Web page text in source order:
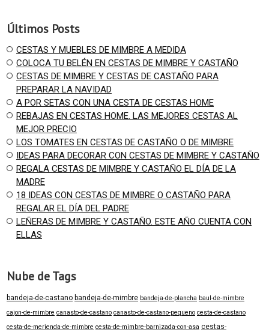
Últimos Posts
CESTAS Y MUEBLES DE MIMBRE A MEDIDA
COLOCA TU BELÉN EN CESTAS DE MIMBRE Y CASTAÑO
CESTAS DE MIMBRE Y CESTAS DE CASTAÑO PARA
PREPARAR LA NAVIDAD
A POR SETAS CON UNA CESTA DE CESTAS HOME
REBAJAS EN CESTAS HOME. LAS MEJORES CESTAS AL
MEJOR PRECIO
LOS TOMATES EN CESTAS DE CASTAÑO O DE MIMBRE
IDEAS PARA DECORAR CON CESTAS DE MIMBRE Y CASTAÑO
REGALA CESTAS DE MIMBRE Y CASTAÑO EL DÍA DE LA
MADRE
18 IDEAS CON CESTAS DE MIMBRE O CASTAÑO PARA
REGALAR EL DÍA DEL PADRE
LEÑERAS DE MIMBRE Y CASTAÑO. ESTE AÑO CUENTA CON
ELLAS
Nube de Tags
bandeja-de-castano bandeja-de-mimbre bandeja-de-plancha baul-de-mimbre
cajon-de-mimbre canasto-de-castano canasto-de-castano-pequeno cesta-de-castano
cesta-de-merienda-de-mimbre cesta-de-mimbre-barnizada-con-asa cestas-